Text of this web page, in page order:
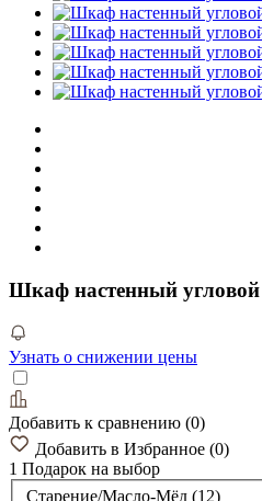
Шкаф настенный
Узнать о снижении цены
Добавить к сравнению (0)
Добавить в Избранное (0)
1 Подарок на выбор
Старение/Масло-Мёд (12)